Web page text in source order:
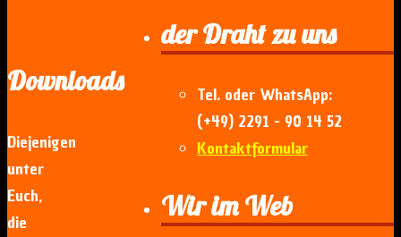
Downloads
Diejenigen
unter
Euch,
die
der Draht zu uns
Tel. oder WhatsApp:
(+49) 2291 - 90 14 52
Kontaktformular
Wir im Web